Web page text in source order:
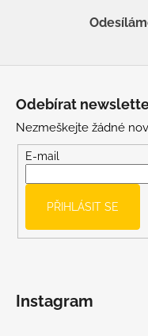
Odebírat
Nezmeškejte žádné
E-mail
PŘIHLÁSIT SE
Instagram